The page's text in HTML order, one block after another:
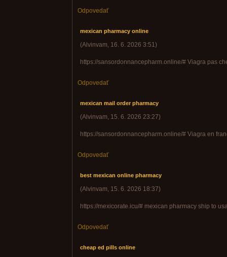
Odpovedať
mexican pharmacy online
(Alvinvam, 16. 6. 2026 3:51)
https://sansordonnancepharm.online/# Viagra pas
Odpovedať
mexican mail order pharmacy
(Alvinvam, 15. 6. 2026 23:27)
https://sansordonnancepharm.online/# Viagra en
Odpovedať
best mexican online pharmacy
(Alvinvam, 15. 6. 2026 18:37)
https://mexicorate.icu/# mexican pharmacy ship to
Odpovedať
cheap ed pills online